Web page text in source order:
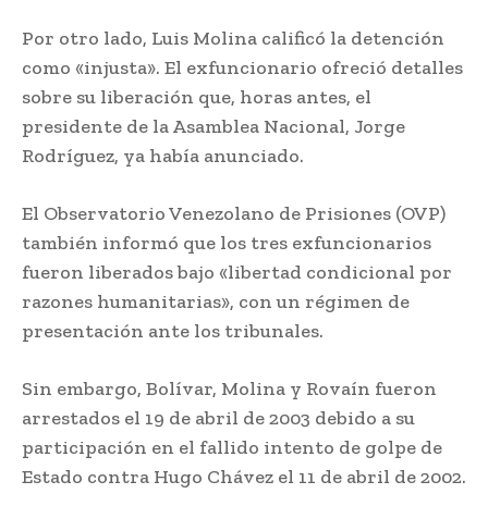
Por otro lado, Luis Molina calificó la detención
como «injusta». El exfuncionario ofreció detalles
sobre su liberación que, horas antes, el
presidente de la Asamblea Nacional, Jorge
Rodríguez, ya había anunciado.
El Observatorio Venezolano de Prisiones (OVP)
también informó que los tres exfuncionarios
fueron liberados bajo «libertad condicional por
razones humanitarias», con un régimen de
presentación ante los tribunales.
Sin embargo, Bolívar, Molina y Rovaín fueron
arrestados el 19 de abril de 2003 debido a su
participación en el fallido intento de golpe de
Estado contra Hugo Chávez el 11 de abril de 2002.